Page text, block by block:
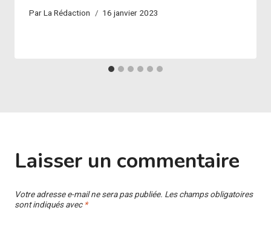
ParLa Rédaction 16 janvier 2023
Laisser un commentaire
Votre adresse e-mail ne sera pas publiée. Les champs obligatoires
sont indiqués avec *